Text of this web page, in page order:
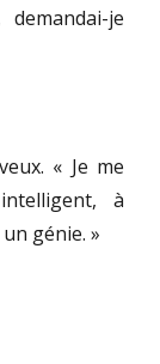
je
« Je me
à
un génie. »